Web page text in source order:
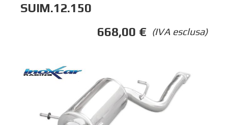
SUIM.12.150
(IVA esclusa)
668,00 €